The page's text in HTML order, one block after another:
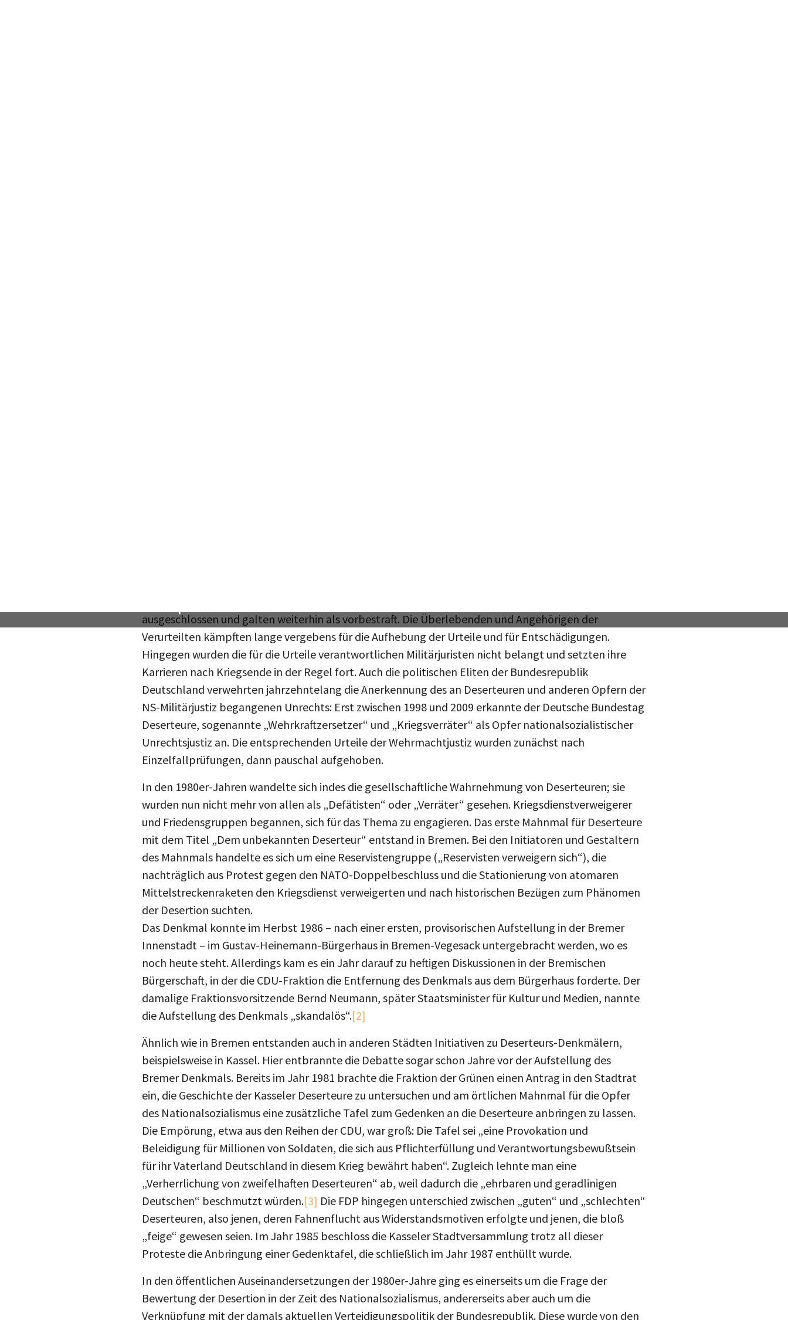
ausgeschlossen und galten weiterhin als vorbestraft. Die Überlebenden und Angehörigen der
Verurteilten kämpften lange vergebens für die Aufhebung der Urteile und für Entschädigungen.
Hingegen wurden die für die Urteile verantwortlichen Militärjuristen nicht belangt und setzten ihre
Karrieren nach Kriegsende in der Regel fort. Auch die politischen Eliten der Bundesrepublik
Deutschland verwehrten jahrzehntelang die Anerkennung des an Deserteuren und anderen Opfern der
NS-Militärjustiz begangenen Unrechts: Erst zwischen 1998 und 2009 erkannte der Deutsche Bundestag
Deserteure, sogenannte „Wehrkraftzersetzer“ und „Kriegsverräter“ als Opfer nationalsozialistischer
Unrechtsjustiz an. Die entsprechenden Urteile der Wehrmachtjustiz wurden zunächst nach
Einzelfallprüfungen, dann pauschal aufgehoben.
In den 1980er-Jahren wandelte sich indes die gesellschaftliche Wahrnehmung von Deserteuren; sie
wurden nun nicht mehr von allen als „Defätisten“ oder „Verräter“ gesehen. Kriegsdienstverweigerer
und Friedensgruppen begannen, sich für das Thema zu engagieren. Das erste Mahnmal für Deserteure
mit dem Titel „Dem unbekannten Deserteur“ entstand in Bremen. Bei den Initiatoren und Gestaltern
des Mahnmals handelte es sich um eine Reservistengruppe („Reservisten verweigern sich“), die
nachträglich aus Protest gegen den NATO-Doppelbeschluss und die Stationierung von atomaren
Mittelstreckenraketen den Kriegsdienst verweigerten und nach historischen Bezügen zum Phänomen
der Desertion suchten.
Das Denkmal konnte im Herbst 1986 – nach einer ersten, provisorischen Aufstellung in der Bremer
Innenstadt – im Gustav-Heinemann-Bürgerhaus in Bremen-Vegesack untergebracht werden, wo es
noch heute steht. Allerdings kam es ein Jahr darauf zu heftigen Diskussionen in der Bremischen
Bürgerschaft, in der die CDU-Fraktion die Entfernung des Denkmals aus dem Bürgerhaus forderte. Der
damalige Fraktionsvorsitzende Bernd Neumann, später Staatsminister für Kultur und Medien, nannte
die Aufstellung des Denkmals „skandalös“. [2]
Ähnlich wie in Bremen entstanden auch in anderen Städten Initiativen zu Deserteurs-Denkmälern,
beispielsweise in Kassel. Hier entbrannte die Debatte sogar schon Jahre vor der Aufstellung des
Bremer Denkmals. Bereits im Jahr 1981 brachte die Fraktion der Grünen einen Antrag in den Stadtrat
ein, die Geschichte der Kasseler Deserteure zu untersuchen und am örtlichen Mahnmal für die Opfer
des Nationalsozialismus eine zusätzliche Tafel zum Gedenken an die Deserteure anbringen zu lassen.
Die Empörung, etwa aus den Reihen der CDU, war groß: Die Tafel sei „eine Provokation und
Beleidigung für Millionen von Soldaten, die sich aus Pflichterfüllung und Verantwortungsbewußtsein
für ihr Vaterland Deutschland in diesem Krieg bewährt haben“. Zugleich lehnte man eine
„Verherrlichung von zweifelhaften Deserteuren“ ab, weil dadurch die „ehrbaren und geradlinigen
Deutschen“ beschmutzt würden. [3] Die FDP hingegen unterschied zwischen „guten“ und „schlechten“
Deserteuren, also jenen, deren Fahnenflucht aus Widerstandsmotiven erfolgte und jenen, die bloß
„feige“ gewesen seien. Im Jahr 1985 beschloss die Kasseler Stadtversammlung trotz all dieser
Proteste die Anbringung einer Gedenktafel, die schließlich im Jahr 1987 enthüllt wurde.
In den öffentlichen Auseinandersetzungen der 1980er-Jahre ging es einerseits um die Frage der
Bewertung der Desertion in der Zeit des Nationalsozialismus, andererseits aber auch um die
Verknüpfung mit der damals aktuellen Verteidigungspolitik der Bundesrepublik. Diese wurde von den